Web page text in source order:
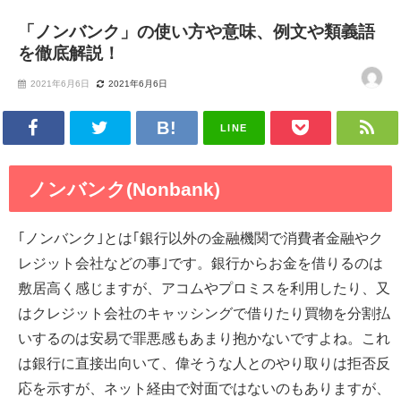
「ノンバンク」の使い方や意味、例文や類義語
を徹底解説！
2021年6月6日 2021年6月6日
LINE
ノンバンク(Nonbank)
｢ノンバンク｣とは｢銀行以外の金融機関で消費者金融やク
レジット会社などの事｣です。銀行からお金を借りるのは
敷居高く感じますが、アコムやプロミスを利用したり、又
はクレジット会社のキャッシングで借りたり買物を分割払
いするのは安易で罪悪感もあまり抱かないですよね。これ
は銀行に直接出向いて、偉そうな人とのやり取りは拒否反
応を示すが、ネット経由で対面ではないのもありますが、